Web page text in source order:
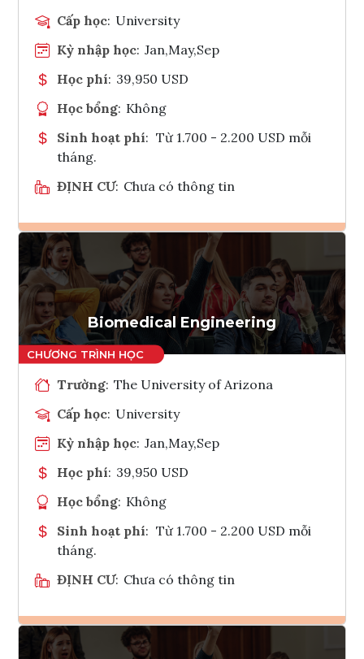
Cấp học: University
Kỳ nhập học: Jan,May,Sep
Học phí: 39,950 USD
Học bổng: Không
Sinh hoạt phí: Từ 1.700 - 2.200 USD mỗi
tháng.
ĐỊNH CƯ: Chưa có thông tin
Ghi danh
Tham vấn Interlink
Biomedical Engineering
Trường: The University of Arizona
Cấp học: University
Kỳ nhập học: Jan,May,Sep
Học phí: 39,950 USD
Học bổng: Không
Sinh hoạt phí: Từ 1.700 - 2.200 USD mỗi
tháng.
ĐỊNH CƯ: Chưa có thông tin
Ghi danh